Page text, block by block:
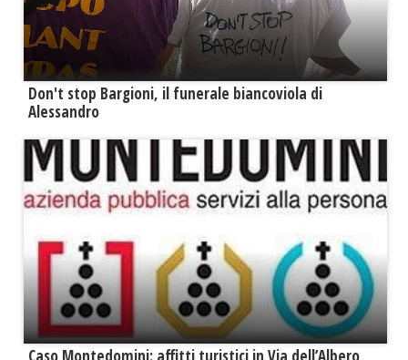
Don't stop Bargioni, il funerale biancoviola di
Alessandro
Caso Montedomini: affitti turistici in Via dell’Albero